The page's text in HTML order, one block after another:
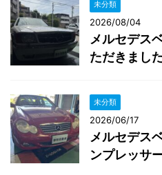
未分類
2026/08/04
メルセデス
ただきまし
未分類
2026/06/17
メルセデス
ンプレッサ